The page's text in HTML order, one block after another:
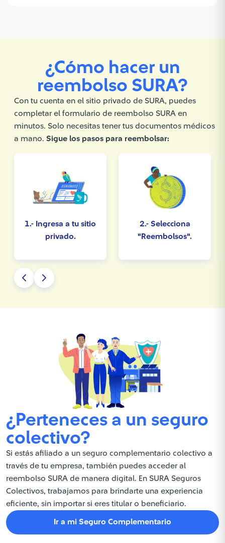
¿Cómo hacer un
reembolso SURA?
Con tu cuenta en el sitio privado de SURA, puedes
completar el formulario de reembolso SURA en
minutos. Solo necesitas tener tus documentos médicos
a mano. Sigue los pasos para reembolsar:
1.- Ingresa a tu sitio
privado.
2.- Selecciona
"Reembolsos".
¿Perteneces a un seguro
colectivo?
Si estás afiliado a un seguro complementario colectivo a
través de tu empresa, también puedes acceder al
reembolso SURA de manera digital. En SURA Seguros
Colectivos, trabajamos para brindarte una experiencia
eficiente, sin importar si eres titular o beneficiario.
Ir a mi Seguro Complementario